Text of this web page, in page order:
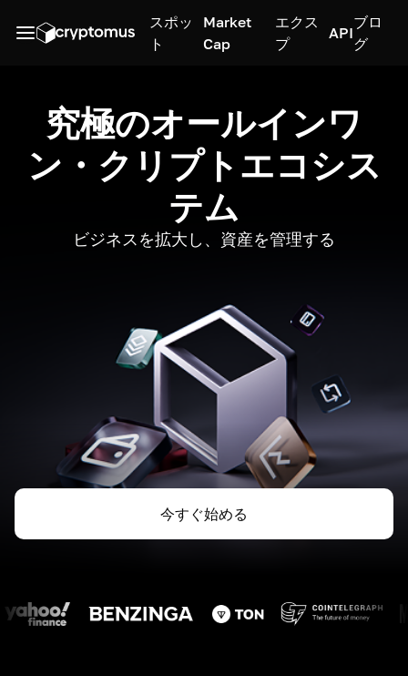
スポッ
ト
Market
Cap
エクス
プ
API
ブロ
グ
究極のオールインワ
ン・クリプトエコシス
テム
ビジネスを拡大し、資産を管理する
今すぐ始める